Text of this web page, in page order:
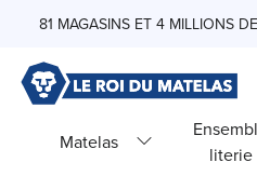
81 MAGASINS ET 4 MILLIONS
Matelas
literie